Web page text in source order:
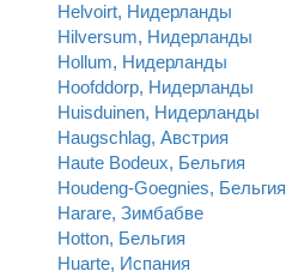
Helvoirt, Нидерланды
Hilversum, Нидерланды
Hollum, Нидерланды
Hoofddorp, Нидерланды
Huisduinen, Нидерланды
Haugschlag, Австрия
Haute Bodeux, Бельгия
Houdeng-Goegnies, Бельгия
Harare, Зимбабве
Hotton, Бельгия
Huarte, Испания